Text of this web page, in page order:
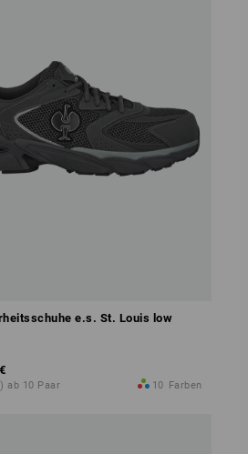
e.s. St. Louis low
ab 10 Paar 10 Farben